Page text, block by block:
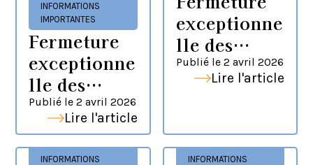
CASAS
INFORMATIONS
IMPORTANTES
Fermeture
exceptionne
lle des
déchèteries
– 3 et 6 avril
2026
Publié le 2 avril 2026
Lire l'article
exceptionne
lle des
services de
la CASAS –
de Pâques
Publié le 2 avril 2026
Lire l'article
INFORMATIONS
INFORMATIONS